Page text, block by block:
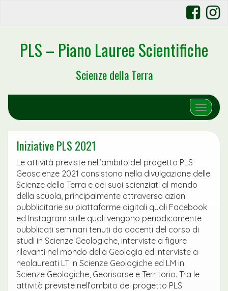
PLS – Piano Lauree Scientifiche
Scienze della Terra
Toggle
Iniziative PLS 2021
Le attività previste nell’ambito del progetto PLS
Geoscienze 2021 consistono nella divulgazione delle
Scienze della Terra e dei suoi scienziati al mondo
della scuola, principalmente attraverso azioni
pubblicitarie su piattaforme digitali quali Facebook
ed Instagram sulle quali vengono periodicamente
pubblicati seminari tenuti da docenti del corso di
studi in Scienze Geologiche, interviste a figure
rilevanti nel mondo della Geologia ed interviste a
neolaureati LT in Scienze Geologiche ed LM in
Scienze Geologiche, Georisorse e Territorio. Tra le
attività previste nell’ambito del progetto PLS